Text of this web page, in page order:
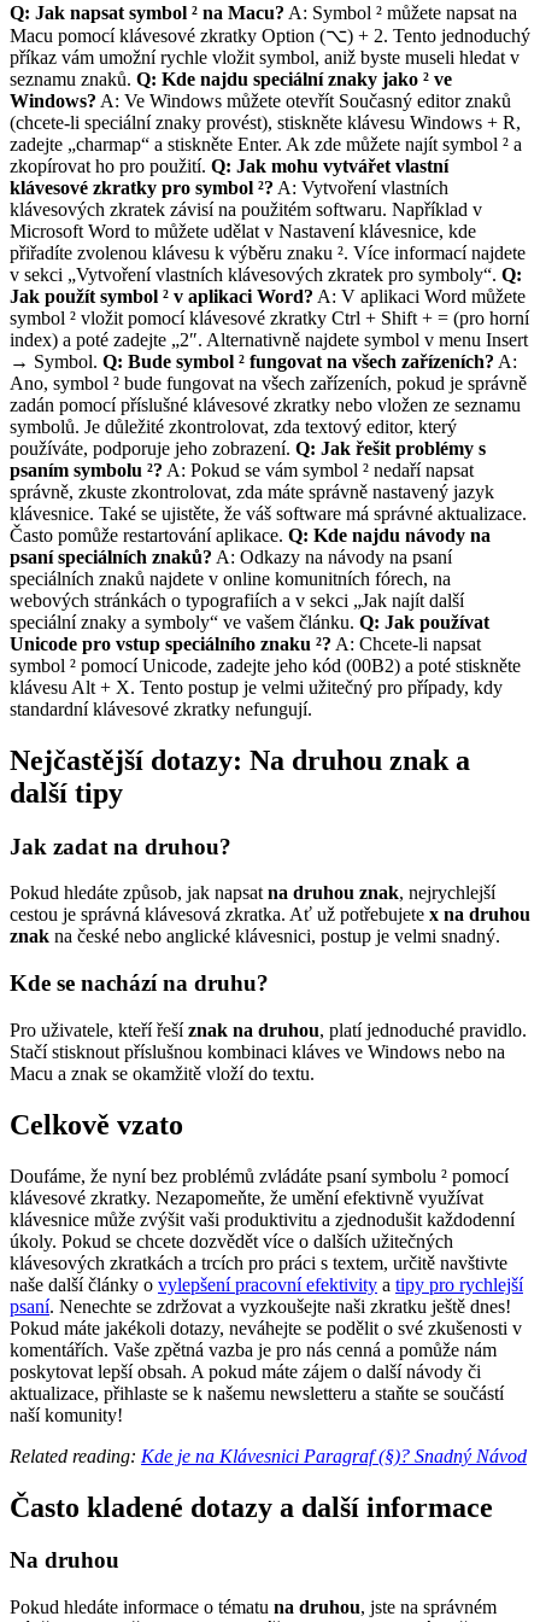
Q: Jak napsat symbol ² na Macu? A: Symbol ² můžete napsat na
Macu pomocí klávesové zkratky Option (⌥) + 2. Tento jednoduchý
příkaz vám umožní rychle vložit symbol, aniž byste museli hledat v
seznamu znaků. Q: Kde najdu speciální znaky jako ² ve
Windows? A: Ve Windows můžete otevřít Současný editor znaků
(chcete-li speciální znaky provést), stiskněte klávesu Windows + R,
zadejte „charmap“ a stiskněte Enter. Ak zde můžete najít symbol ² a
zkopírovat ho pro použití. Q: Jak mohu vytvářet vlastní
klávesové zkratky pro symbol ²? A: Vytvoření vlastních
klávesových zkratek závisí na použitém softwaru. Například v
Microsoft Word to můžete udělat v Nastavení klávesnice, kde
přiřadíte zvolenou klávesu k výběru znaku ². Více informací najdete
v sekci „Vytvoření vlastních klávesových zkratek pro symboly“. Q:
Jak použít symbol ² v aplikaci Word? A: V aplikaci Word můžete
symbol ² vložit pomocí klávesové zkratky Ctrl + Shift + = (pro horní
index) a poté zadejte „2″. Alternativně najdete symbol v menu Insert
→ Symbol. Q: Bude symbol ² fungovat na všech zařízeních? A:
Ano, symbol ² bude fungovat na všech zařízeních, pokud je správně
zadán pomocí příslušné klávesové zkratky nebo vložen ze seznamu
symbolů. Je důležité zkontrolovat, zda textový editor, který
používáte, podporuje jeho zobrazení. Q: Jak řešit problémy s
psaním symbolu ²? A: Pokud se vám symbol ² nedaří napsat
správně, zkuste zkontrolovat, zda máte správně nastavený jazyk
klávesnice. Také se ujistěte, že váš software má správné aktualizace.
Často pomůže restartování aplikace. Q: Kde najdu návody na
psaní speciálních znaků? A: Odkazy na návody na psaní
speciálních znaků najdete v online komunitních fórech, na
webových stránkách o typografiích a v sekci „Jak najít další
speciální znaky a symboly“ ve vašem článku. Q: Jak používat
Unicode pro vstup speciálního znaku ²? A: Chcete-li napsat
symbol ² pomocí Unicode, zadejte jeho kód (00B2) a poté stiskněte
klávesu Alt + X. Tento postup je velmi užitečný pro případy, kdy
standardní klávesové zkratky nefungují.
Nejčastější dotazy: Na druhou znak a
další tipy
Jak zadat na druhou?
Pokud hledáte způsob, jak napsatna druhou znak, nejrychlejší
cestou je správná klávesová zkratka. Ať už potřebujete x na druhou
znak na české nebo anglické klávesnici, postup je velmi snadný.
Kde se nachází na druhu?
Pro uživatele, kteří řešíznak na druhou, platí jednoduché pravidlo.
Stačí stisknout příslušnou kombinaci kláves ve Windows nebo na
Macu a znak se okamžitě vloží do textu.
Celkově vzato
Doufáme, že nyní bez problémů zvládáte psaní symbolu ² pomocí
klávesové zkratky. Nezapomeňte, že umění efektivně využívat
klávesnice může zvýšit vaši produktivitu a zjednodušit každodenní
úkoly. Pokud se chcete dozvědět více o dalších užitečných
klávesových zkratkách a trcích pro práci s textem, určitě navštivte
naše další články o vylepšení pracovní efektivity a tipy pro rychlejší
psaní. Nenechte se zdržovat a vyzkoušejte naši zkratku ještě dnes!
Pokud máte jakékoli dotazy, neváhejte se podělit o své zkušenosti v
komentářích. Vaše zpětná vazba je pro nás cenná a pomůže nám
poskytovat lepší obsah. A pokud máte zájem o další návody či
aktualizace, přihlaste se k našemu newsletteru a staňte se součástí
naší komunity!
Related reading: Kde je na Klávesnici Paragraf (§)? Snadný Návod
Často kladené dotazy a další informace
Na druhou
Pokud hledáte informace o tématu na druhou, jste na správném